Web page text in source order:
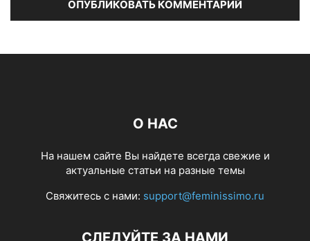
О НАС
На нашем сайте Вы найдете всегда свежие и
актуальные статьи на разные темы
Свяжитесь с нами: support@feminissimo.ru
СЛЕДУЙТЕ ЗА НАМИ